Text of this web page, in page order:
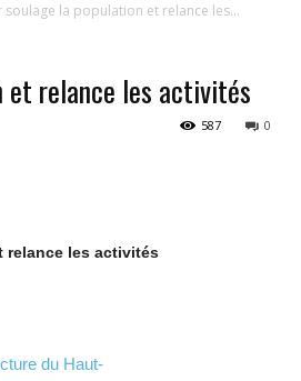
la population et relance les...
et relance les activités
0
587
relance les activités